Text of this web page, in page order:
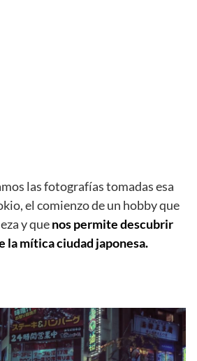
las fotografías tomadas esa
el comienzo de un hobby que
y quenos permite descubrir
la mítica ciudad japonesa.